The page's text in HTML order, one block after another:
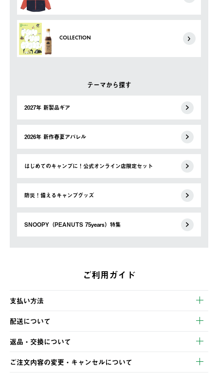
COLLECTION
テーマから探す
2027年 新製品ギア
2026年 新作春夏アパレル
はじめてのキャンプに！公式オンライン店限定セット
防災！備えるキャンプグッズ
SNOOPY（PEANUTS 75years）特集
ご利用ガイド
支払い方法
以下のいずれかの方法でお支払いいただけます。
・クレジットカード決済
・コンビニ決済
・Pay-easy決済
配送について
【発送スケジュール】
ご注文・ご入金完了より2営業日以内に商品を発送いたします。
土日祝の発送はございませんので、木曜日以降のご注文は週明け
の発送となる場合がございます。
返品・交換について
※お客様都合の場合
ご注文内容の変更・キャンセルについて